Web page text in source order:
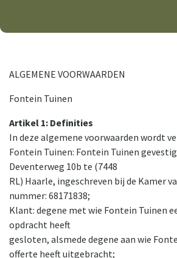
ALGEMENE VOORWAARDEN
Fontein Tuinen
Artikel 1: Definities
In deze algemene voorwaarden wordt
Fontein Tuinen: Fontein Tuinen
Deventerweg 10b te (7448
RL) Haarle, ingeschreven bij de Kamer
nummer: 68171838;
Klant: degene met wie Fontein Tuinen
opdracht heeft
gesloten, alsmede degene aan wie
offerte heeft uitgebracht;